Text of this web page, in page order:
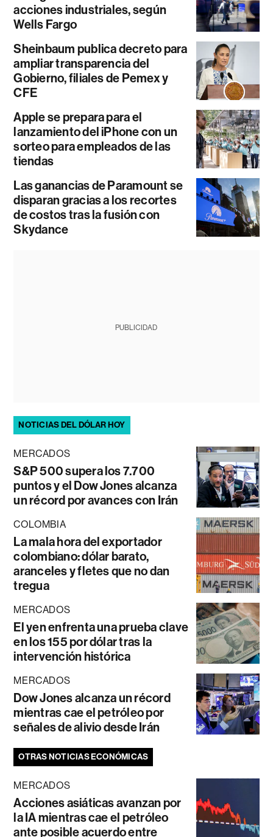
acciones industriales, según
Wells Fargo
Sheinbaum publica decreto para
ampliar transparencia del
Gobierno, filiales de Pemex y
CFE
Apple se prepara para el
lanzamiento del iPhone con un
sorteo para empleados de las
tiendas
Las ganancias de Paramount se
disparan gracias a los recortes
de costos tras la fusión con
Skydance
PUBLICIDAD
NOTICIAS DEL DÓLAR HOY
MERCADOS
S&P 500 supera los 7.700
puntos y el Dow Jones alcanza
un récord por avances con Irán
COLOMBIA
La mala hora del exportador
colombiano: dólar barato,
aranceles y fletes que no dan
tregua
MERCADOS
El yen enfrenta una prueba clave
en los 155 por dólar tras la
intervención histórica
MERCADOS
Dow Jones alcanza un récord
mientras cae el petróleo por
señales de alivio desde Irán
OTRAS NOTICIAS ECONÓMICAS
MERCADOS
Acciones asiáticas avanzan por
la IA mientras cae el petróleo
ante posible acuerdo entre